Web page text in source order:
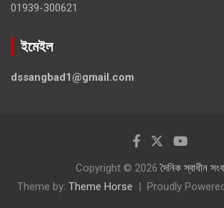
01939-300621
ইমেইল
dssangbad1@gmail.com
Copyright © 2026দৈনিক স্বাধীন
Theme by: Theme Horse Proudly